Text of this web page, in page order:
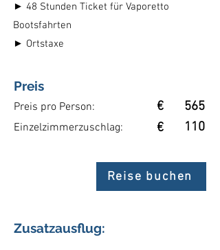
► 48 Stunden Ticket für Vaporetto
Bootsfahrten
► Ortstaxe
Preis
Preis pro Person: € 565
Einzelzimmerzuschlag: € 110
Reise buchen
Zusatzausflug: